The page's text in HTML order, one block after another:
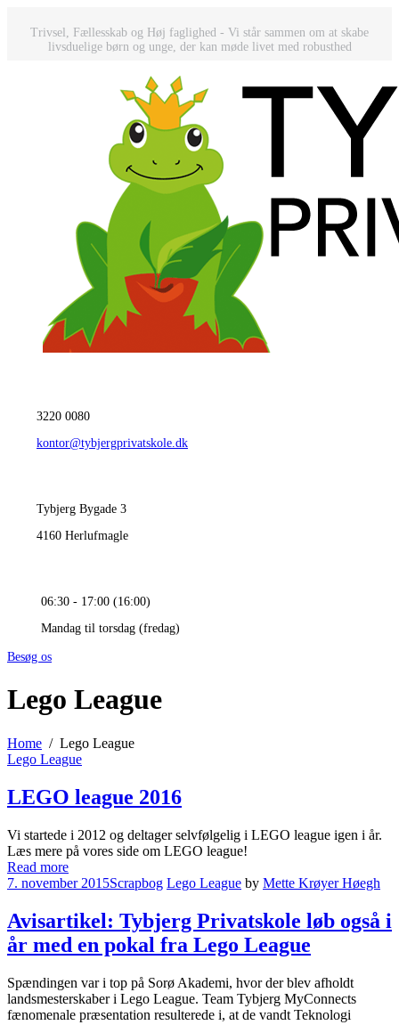
Trivsel, Fællesskab og Høj faglighed - Vi står sammen om at skabe
livsduelige børn og unge, der kan møde livet med robusthed
3220 0080
kontor@tybjergprivatskole.dk
Tybjerg Bygade 3
4160 Herlufmagle
06:30 - 17:00 (16:00)
Mandag til torsdag (fredag)
Besøg os
Lego League
Home
Lego League
Lego League
LEGO league 2016
Vi startede i 2012 og deltager selvfølgelig i LEGO league igen i år.
Læs mere på vores side om LEGO league!
Read more
7. november 2015Scrapbog Lego League by Mette Krøyer Høegh
Avisartikel: Tybjerg Privatskole løb også i
år med en pokal fra Lego League
Spændingen var i top på Sorø Akademi, hvor der blev afholdt
landsmesterskaber i Lego League. Team Tybjerg MyConnects
fænomenale præsentation resulterede i, at de vandt Teknologi